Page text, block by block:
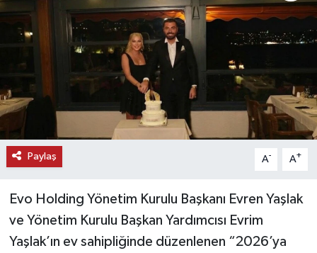
Paylaş A- A+
Evo Holding Yönetim Kurulu Başkanı Evren Yaşlak
ve Yönetim Kurulu Başkan Yardımcısı Evrim
Yaşlak’ın ev sahipliğinde düzenlenen “2026’ya
MAGAZİN
ÖZEL HABER
SAĞLIK
SPOR
TİCARET
YAŞAM